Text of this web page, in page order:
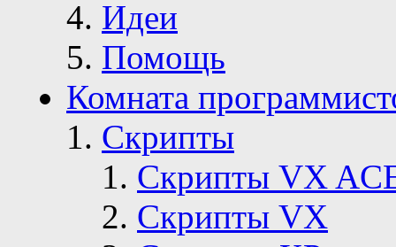
Идеи
Помощь
Комната
Скрипты
Скрипты VX
Скрипты VX